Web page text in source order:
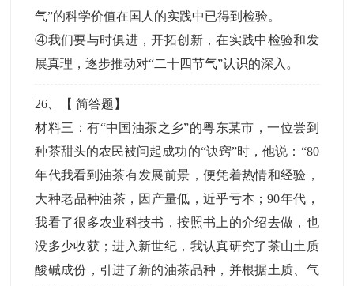
气”的科学价值在国人的实践中已得到检验。
④我们要与时俱进，开拓创新，在实践中检验和发
展真理，逐步推动对“二十四节气”认识的深入。
26 、【简答题 】
材料三：有“中国油茶之乡”的粤东某市，一位尝到
种茶甜头的农民被问起成功的“诀窍”时，他说：“80
年代我看到油茶有发展前景，便凭着热情和经验，
大种老品种油茶，因产量低，近乎亏本；90年代，
我看了很多农业科技书，按照书上的介绍去做，也
没多少收获；进入新世纪，我认真研究了茶山土质
酸碱成份，引进了新的油茶品种，并根据土质、气